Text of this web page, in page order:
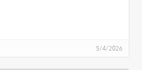
5/4/2026